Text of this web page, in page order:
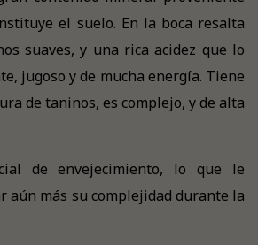
el suelo. En la boca resalta
suaves, y una rica acidez que lo
jugoso y de mucha energía. Tiene
de taninos, es complejo, y de alta
de envejecimiento, lo que le
aún más su complejidad durante la